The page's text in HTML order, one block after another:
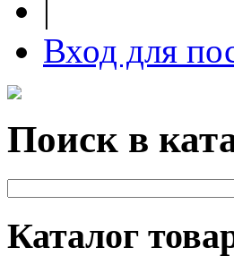
|
Вход для
Поиск в
Каталог